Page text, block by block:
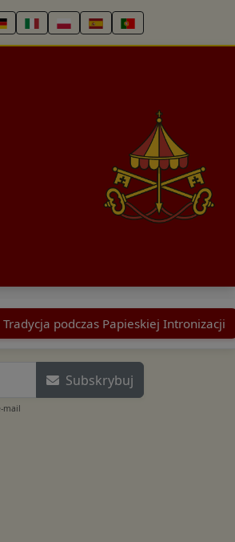
podczas Papieskiej Intronizacji
Subskrybuj
mail